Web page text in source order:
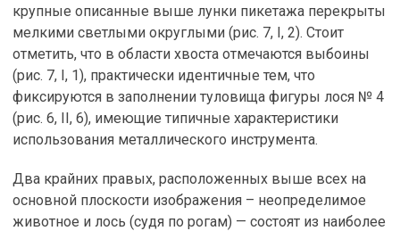
крупные описанные выше лунки пикетажа перекрыты
мелкими светлыми округлыми (рис. 7, I, 2). Стоит
отметить, что в области хвоста отмечаются выбоины
(рис. 7, I, 1), практически идентичные тем, что
фиксируются в заполнении туловища фигуры лося № 4
(рис. 6, II, 6), имеющие типичные характеристики
использования металлического инструмента.
Два крайних правых, расположенных выше всех на
основной плоскости изображения – неопределимое
животное и лось (судя по рогам) — состоят из наиболее